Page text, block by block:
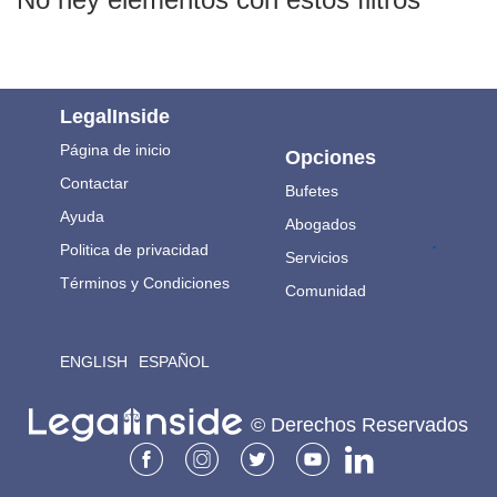
LegalInside
Página de inicio
Contactar
Ayuda
Politica de privacidad
Términos y Condiciones
ENGLISH ESPAÑOL
Opciones
Bufetes
Abogados
Servicios
Comunidad
.
© Derechos Reservados